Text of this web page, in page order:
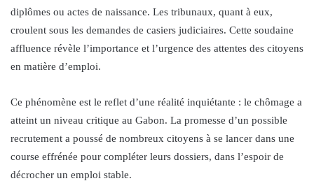
diplômes ou actes de naissance. Les tribunaux, quant à eux,
croulent sous les demandes de casiers judiciaires. Cette soudaine
affluence révèle l’importance et l’urgence des attentes des citoyens
en matière d’emploi.
Ce phénomène est le reflet d’une réalité inquiétante : le chômage a
atteint un niveau critique au Gabon. La promesse d’un possible
recrutement a poussé de nombreux citoyens à se lancer dans une
course effrénée pour compléter leurs dossiers, dans l’espoir de
décrocher un emploi stable.